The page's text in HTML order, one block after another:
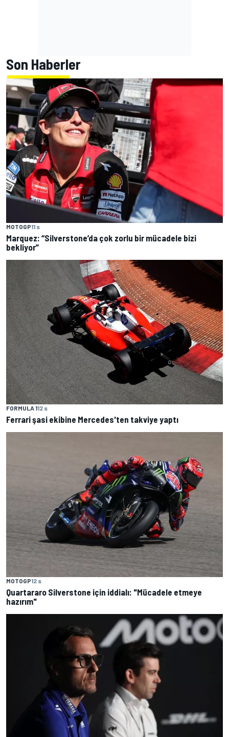
Son Haberler
MOTOGP11 s
Marquez: “Silverstone’da çok zorlu bir mücadele bizi
bekliyor”
FORMULA 112 s
Ferrari şasi ekibine Mercedes'ten takviye yaptı
MOTOGP12 s
Quartararo Silverstone için iddialı: "Mücadele etmeye
hazırım"